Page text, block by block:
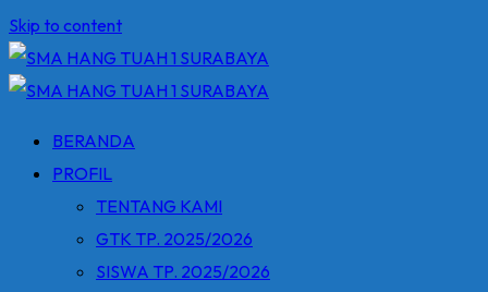
Skip to content
BERANDA
PROFIL
TENTANG KAMI
GTK TP. 2025/2026
SISWA TP. 2025/2026